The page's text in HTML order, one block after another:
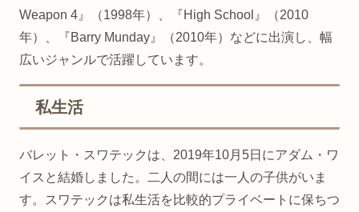
Weapon 4』（1998年）、『High School』（2010
年）、『Barry Munday』（2010年）などに出演し、幅
広いジャンルで活躍しています。
私生活
バレット・スワテックは、2019年10月5日にアダム・ワ
イスと結婚しました。二人の間には一人の子供がいま
す。スワテックは私生活を比較的プライベートに保ちつ